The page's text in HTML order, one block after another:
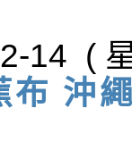
(
布 沖